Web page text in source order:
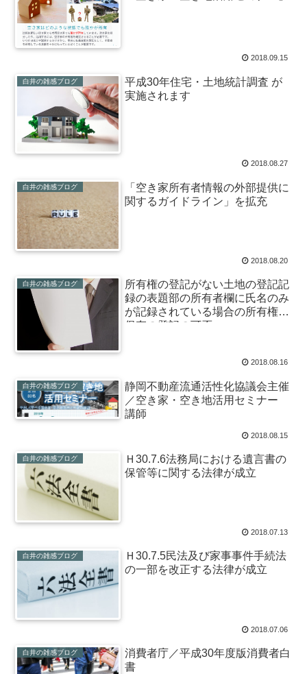
2018.09.15
白井の雑感ブログ
平成30年住宅・土地統計調査 が
実施されます
2018.08.27
白井の雑感ブログ
「空き家所有者情報の外部提供に
関するガイドライン」を拡充
2018.08.20
白井の雑感ブログ
所有権の登記がない土地の登記記
録の表題部の所有者欄に氏名のみ
が記録されている場合の所有権の
保存の登記の可否
2018.08.16
白井の雑感ブログ
静岡不動産流通活性化協議会主催
／空き家・空き地活用セミナー
講師
2018.08.15
白井の雑感ブログ
Ｈ30.7.6法務局における遺言書の
保管等に関する法律が成立
2018.07.13
白井の雑感ブログ
Ｈ30.7.5民法及び家事事件手続法
の一部を改正する法律が成立
2018.07.06
白井の雑感ブログ
消費者庁／平成30年度版消費者白
書